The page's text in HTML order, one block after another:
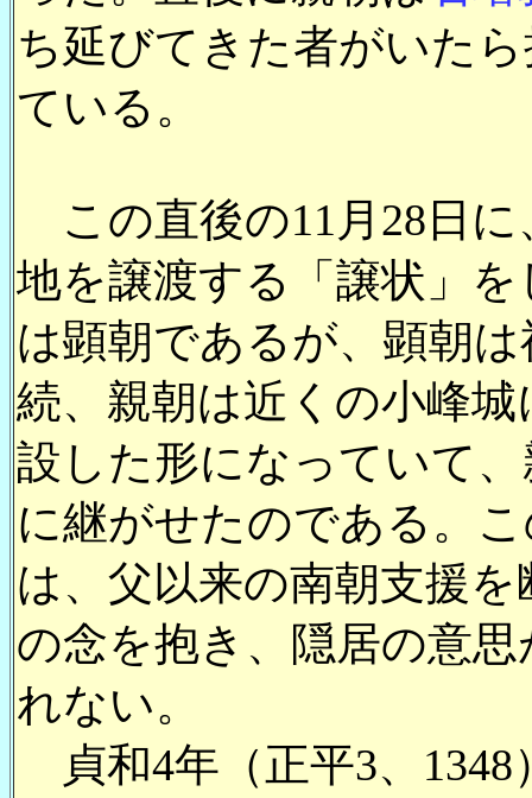
ち延びてきた者がいた
ている。
この直後の11月28日に
地を譲渡する「譲状」
は顕朝であるが、顕朝
続、親朝は近くの小峰
設した形になっていて
に継がせたのである。
は、父以来の南朝支援
の念を抱き、隠居の意
れない。
貞和4年（正平3、1348